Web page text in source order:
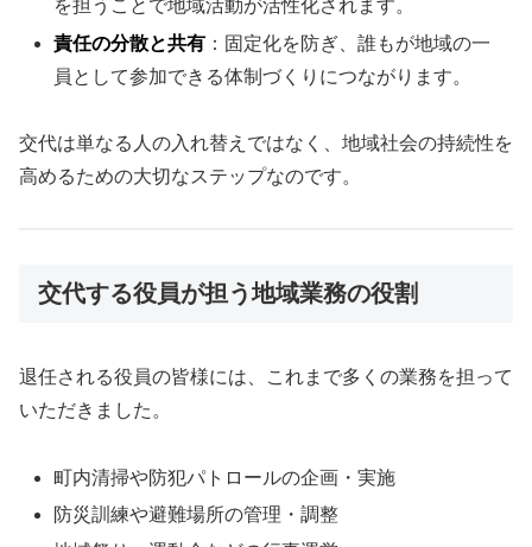
を担うことで地域活動が活性化されます。
責任の分散と共有 ：固定化を防ぎ、誰もが地域の一
員として参加できる体制づくりにつながります。
交代は単なる人の入れ替えではなく、地域社会の持続性を
高めるための大切なステップなのです。
交代する役員が担う地域業務の役割
退任される役員の皆様には、これまで多くの業務を担って
いただきました。
町内清掃や防犯パトロールの企画・実施
防災訓練や避難場所の管理・調整